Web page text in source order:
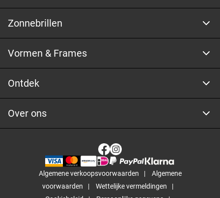
Zonnebrillen
Vormen & Frames
Ontdek
Over ons
Algemene verkoopsvoorwaarden
Algemene
voorwaarden
Wettelijke vermeldingen